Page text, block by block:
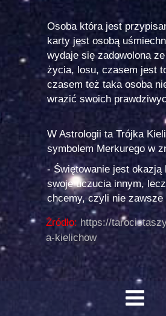
Źródło: https://
a-kielichow
Osoba która jest
karty jest osobą
wydaje się zadowolona
życia, losu, czasem jest
czasem też taka osoba
wrazić swoich
W Astrologii ta Trójka
symbolem Merkurego w
- Świętowanie jest okazją
swoje uczucia innym,
chcemy, czyli nie